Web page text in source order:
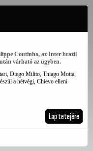
Coutinho, az Inter brazil
várható az ügyben.
Diego Milito, Thiago Motta,
a hétvégi, Chievo elleni
Lap tetejére